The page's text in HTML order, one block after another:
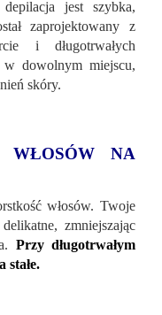
jest szybka,
zaprojektowany z
i długotrwałych
w dowolnym miejscu,
skóry.
WŁOSÓW NA
włosów. Twoje
zmniejszając
Przy długotrwałym
stałe.